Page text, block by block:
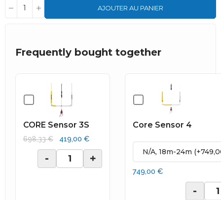
AJOUTER AU PANIER
Frequently bought together
CORE Sensor 3S
698,33 € 419,00 €
- +
Core Sensor 4
749,00 €
-